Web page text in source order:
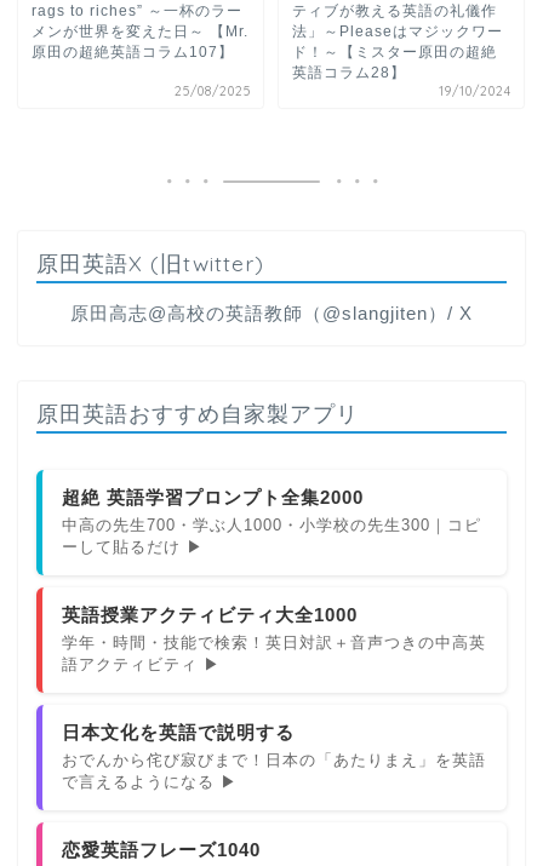
rags to riches” ～一杯のラー
メンが世界を変えた日～ 【Mr.
原田の超絶英語コラム107】
25/08/2025
ティブが教える英語の礼儀作
法」～Pleaseはマジックワー
ド！～【ミスター原田の超絶
英語コラム28】
19/10/2024
原田英語X (旧twitter)
原田高志@高校の英語教師（@slangjiten）/ X
原田英語おすすめ自家製アプリ
超絶 英語学習プロンプト全集2000
中高の先生700・学ぶ人1000・小学校の先生300｜コピ
ーして貼るだけ ▶
英語授業アクティビティ大全1000
学年・時間・技能で検索！英日対訳＋音声つきの中高英
語アクティビティ ▶
日本文化を英語で説明する
おでんから侘び寂びまで！日本の「あたりまえ」を英語
で言えるようになる ▶
恋愛英語フレーズ1040